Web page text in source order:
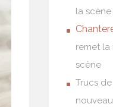
la scène
remet
scène
Trucs